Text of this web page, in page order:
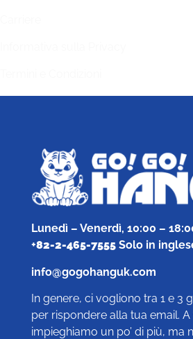
Lunedì – Venerdì, 10:00 –
+82-2-465-7555 Solo in
info@gogohanguk.com
In genere, ci vogliono tra 1 e 3
per rispondere alla tua email.
impieghiamo un po’ di più, ma